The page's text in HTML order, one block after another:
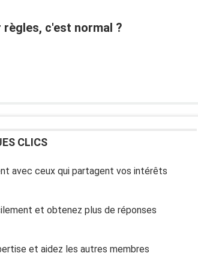
règles, c'est normal ?
CLICS
avec ceux qui partagent vos intérêts
et obtenez plus de réponses
et aidez les autres membres